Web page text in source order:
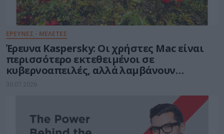
ΕΡΕΥΝΕΣ - ΜΕΛΕΤΕΣ
Έρευνα Kaspersky: Οι χρήστες Mac είναι
περισσότερο εκτεθειμένοι σε
κυβερνοαπειλές, αλλά λαμβάνουν
λιγότερα μέτρα προστασίας
30.07.2026